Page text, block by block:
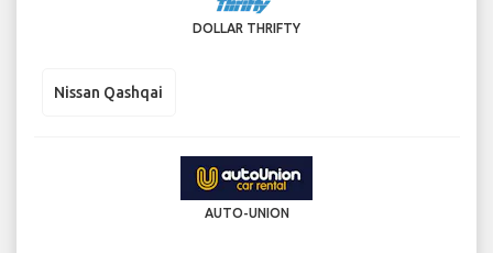
DOLLAR THRIFTY
Nissan Qashqai
AUTO-UNION